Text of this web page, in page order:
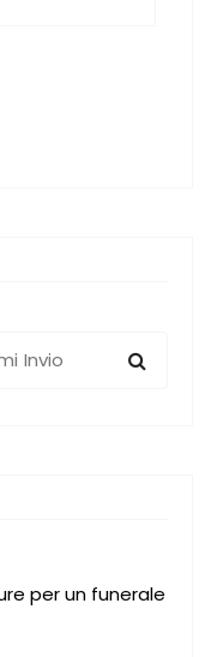
per un funerale